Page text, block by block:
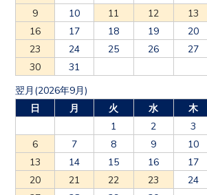
9
10 11 12 13
16
17 18 19 20
23
24 25 26 27
30
31
翌月(2026年9月)
日
月 火 水 木
1
2 3
6
7 8 9 10
13
14 15 16 17
20
21 22 23 24